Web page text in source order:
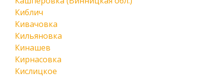
Киблич
Кивачовка
Кильяновка
Кинашев
Кирнасовка
Кислицкое